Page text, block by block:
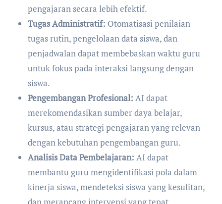
pengajaran secara lebih efektif.
Tugas Administratif: Otomatisasi penilaian
tugas rutin, pengelolaan data siswa, dan
penjadwalan dapat membebaskan waktu guru
untuk fokus pada interaksi langsung dengan
siswa.
Pengembangan Profesional: AI dapat
merekomendasikan sumber daya belajar,
kursus, atau strategi pengajaran yang relevan
dengan kebutuhan pengembangan guru.
Analisis Data Pembelajaran: AI dapat
membantu guru mengidentifikasi pola dalam
kinerja siswa, mendeteksi siswa yang kesulitan,
dan merancang intervensi yang tepat.